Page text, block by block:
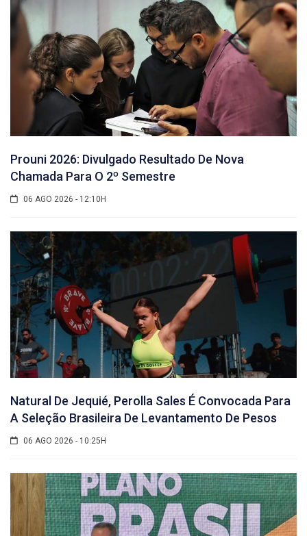
Prouni 2026: Divulgado Resultado De Nova
Chamada Para O 2º Semestre
06 AGO 2026 - 12:10H
Natural De Jequié, Perolla Sales É Convocada Para
A Seleção Brasileira De Levantamento De Pesos
06 AGO 2026 - 10:25H